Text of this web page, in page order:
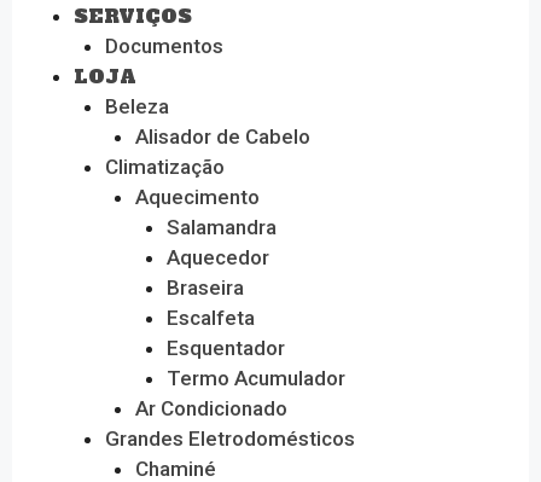
SERVIÇOS
Documentos
LOJA
Beleza
Alisador de Cabelo
Climatização
Aquecimento
Salamandra
Aquecedor
Braseira
Escalfeta
Esquentador
Termo Acumulador
Ar Condicionado
Grandes Eletrodomésticos
Chaminé